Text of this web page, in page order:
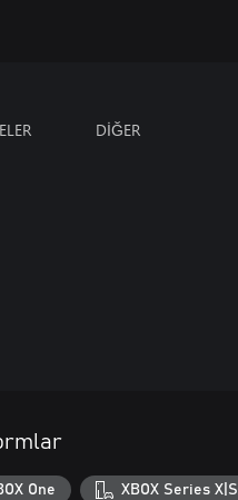
DİĞER
One XBOX Series X|S